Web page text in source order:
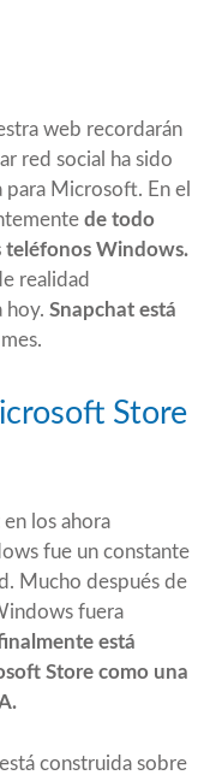
web recordarán
red social ha sido
Microsoft. En el
de todo
teléfonos Windows.
realidad
hoy. Snapchat está
Store
los ahora
fue un constante
Mucho después de
fuera
está
Store como una
construida sobre